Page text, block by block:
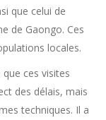
que celui de
de Gaongo. Ces
locales.
que ces visites
des délais, mais
techniques. Il a